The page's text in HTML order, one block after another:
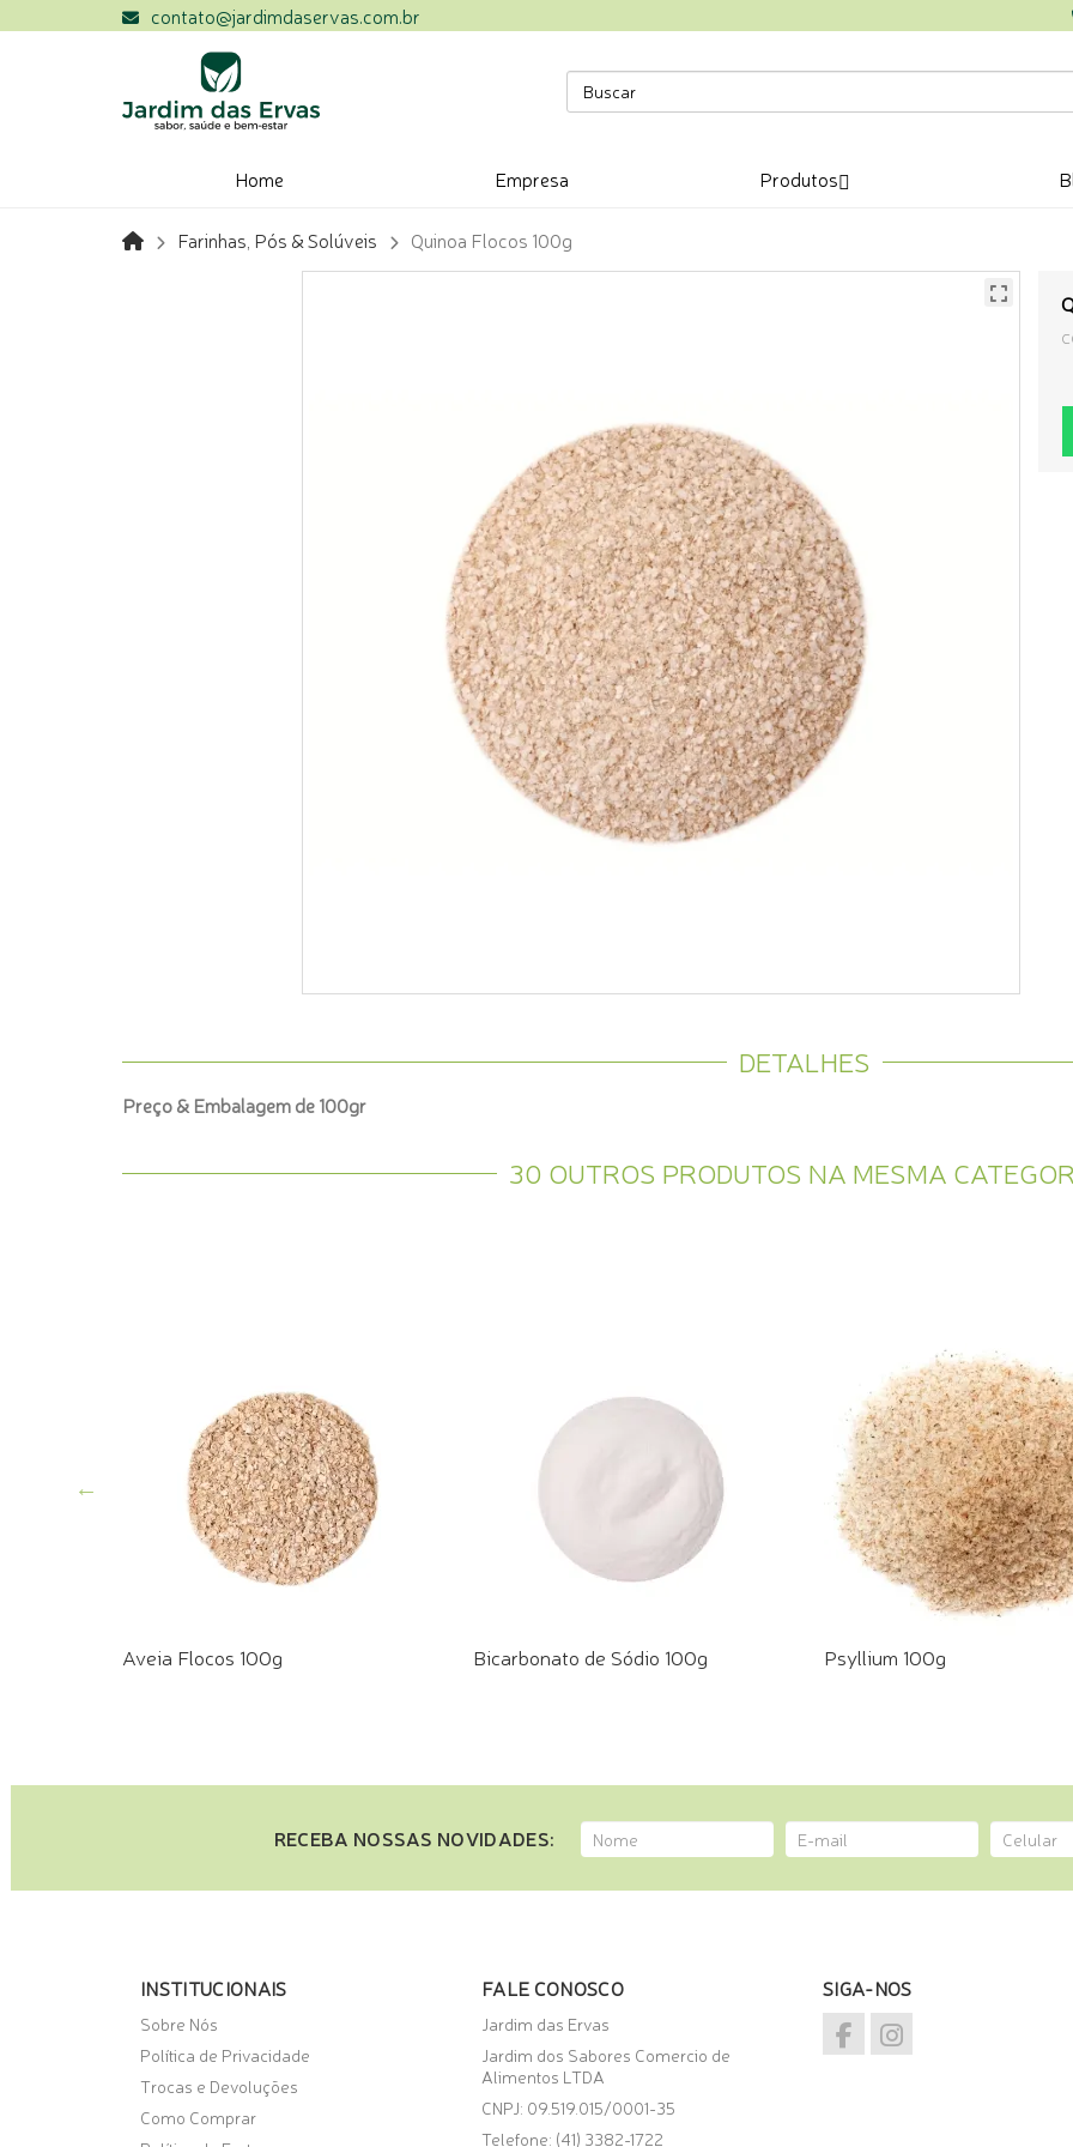
contato@jardimdaservas.com.br
Home Empresa Produtos
Farinhas, Pós & Solúveis Quinoa Flocos 100g
DETALHES
Preço & Embalagem de 100gr
30 OUTROS PRODUTOS NA MESMA
Aveia Flocos 100g Bicarbonato de Sódio 100g Psyllium 100g
RECEBA NOSSAS NOVIDADES:
INSTITUCIONAIS
Sobre Nós
Política de Privacidade
Trocas e Devoluções
Como Comprar
FALE CONOSCO
Jardim das Ervas
Jardim dos Sabores Comercio de
Alimentos LTDA
CNPJ: 09.519.015/0001-35
Telefone: (41) 3382-1722
SIGA-NOS